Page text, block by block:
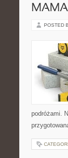
POSTED
podróżami.